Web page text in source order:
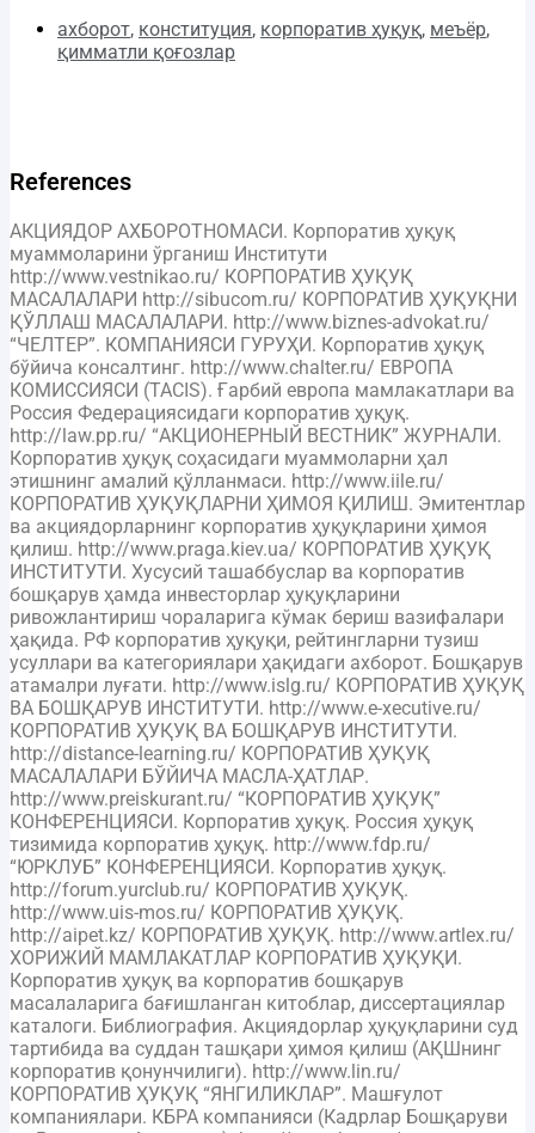
ахборот, конституция, корпоратив ҳуқуқ, меъёр,
қимматли қоғозлар
References
АКЦИЯДОР АХБОРОТНОМАСИ. Корпоратив ҳуқуқ
муаммоларини ўрганиш Институти
http://www.vestnikao.ru/ КОРПОРАТИВ ҲУҚУҚ
МАСАЛАЛАРИ http://sibucom.ru/ КОРПОРАТИВ ҲУҚУҚНИ
ҚЎЛЛАШ МАСАЛАЛАРИ. http://www.biznes-advokat.ru/
“ЧЕЛТЕР”. КОМПАНИЯСИ ГУРУҲИ. Корпоратив ҳуқуқ
бўйича консалтинг. http://www.chalter.ru/ ЕВРОПА
КОМИССИЯСИ (TACIS). Ғарбий европа мамлакатлари ва
Россия Федерациясидаги корпоратив ҳуқуқ.
http://law.pp.ru/ “АКЦИОНЕРНЫЙ ВЕСТНИК” ЖУРНАЛИ.
Корпоратив ҳуқуқ соҳасидаги муаммоларни ҳал
этишнинг амалий қўлланмаси. http://www.iile.ru/
КОРПОРАТИВ ҲУҚУҚЛАРНИ ҲИМОЯ ҚИЛИШ. Эмитентлар
ва акциядорларнинг корпоратив ҳуқуқларини ҳимоя
қилиш. http://www.praga.kiev.ua/ КОРПОРАТИВ ҲУҚУҚ
ИНСТИТУТИ. Хусусий ташаббуслар ва корпоратив
бошқарув ҳамда инвесторлар ҳуқуқларини
ривожлантириш чораларига кўмак бериш вазифалари
ҳақида. РФ корпоратив ҳуқуқи, рейтингларни тузиш
усуллари ва категориялари ҳақидаги ахборот. Бошқарув
атамалри луғати. http://www.islg.ru/ КОРПОРАТИВ ҲУҚУҚ
ВА БОШҚАРУВ ИНСТИТУТИ. http://www.e-xecutive.ru/
КОРПОРАТИВ ҲУҚУҚ ВА БОШҚАРУВ ИНСТИТУТИ.
http://distance-learning.ru/ КОРПОРАТИВ ҲУҚУҚ
МАСАЛАЛАРИ БЎЙИЧА МАСЛА-ҲАТЛАР.
http://www.preiskurant.ru/ “КОРПОРАТИВ ҲУҚУҚ”
КОНФЕРЕНЦИЯСИ. Корпоратив ҳуқуқ. Россия ҳуқуқ
тизимида корпоратив ҳуқуқ. http://www.fdp.ru/
“ЮРКЛУБ” КОНФЕРЕНЦИЯСИ. Корпоратив ҳуқуқ.
http://forum.yurclub.ru/ КОРПОРАТИВ ҲУҚУҚ.
http://www.uis-mos.ru/ КОРПОРАТИВ ҲУҚУҚ.
http://aipet.kz/ КОРПОРАТИВ ҲУҚУҚ. http://www.artlex.ru/
ХОРИЖИЙ МАМЛАКАТЛАР КОРПОРАТИВ ҲУҚУҚИ.
Корпоратив ҳуқуқ ва корпоратив бошқарув
масалаларига бағишланган китоблар, диссертациялар
каталоги. Библиография. Акциядорлар ҳуқуқларини суд
тартибида ва суддан ташқари ҳимоя қилиш (АҚШнинг
корпоратив қонунчилиги). http://www.lin.ru/
КОРПОРАТИВ ҲУҚУҚ “ЯНГИЛИКЛАР”. Машғулот
компаниялари. КБРА компанияси (Кадрлар Бошқаруви